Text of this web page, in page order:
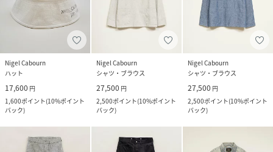
Nigel Cabourn
ハット
17,600 円
1,600ポイント(10%ポイント
バック)
Nigel Cabourn
シャツ・ブラウス
27,500 円
2,500ポイント(10%ポイント
バック)
Nigel Cabourn
シャツ・ブラウス
27,500 円
2,500ポイント(10%ポイント
バック)